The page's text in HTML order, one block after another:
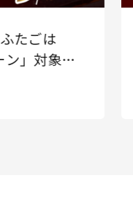
たごは
ン」対象店
ひ！